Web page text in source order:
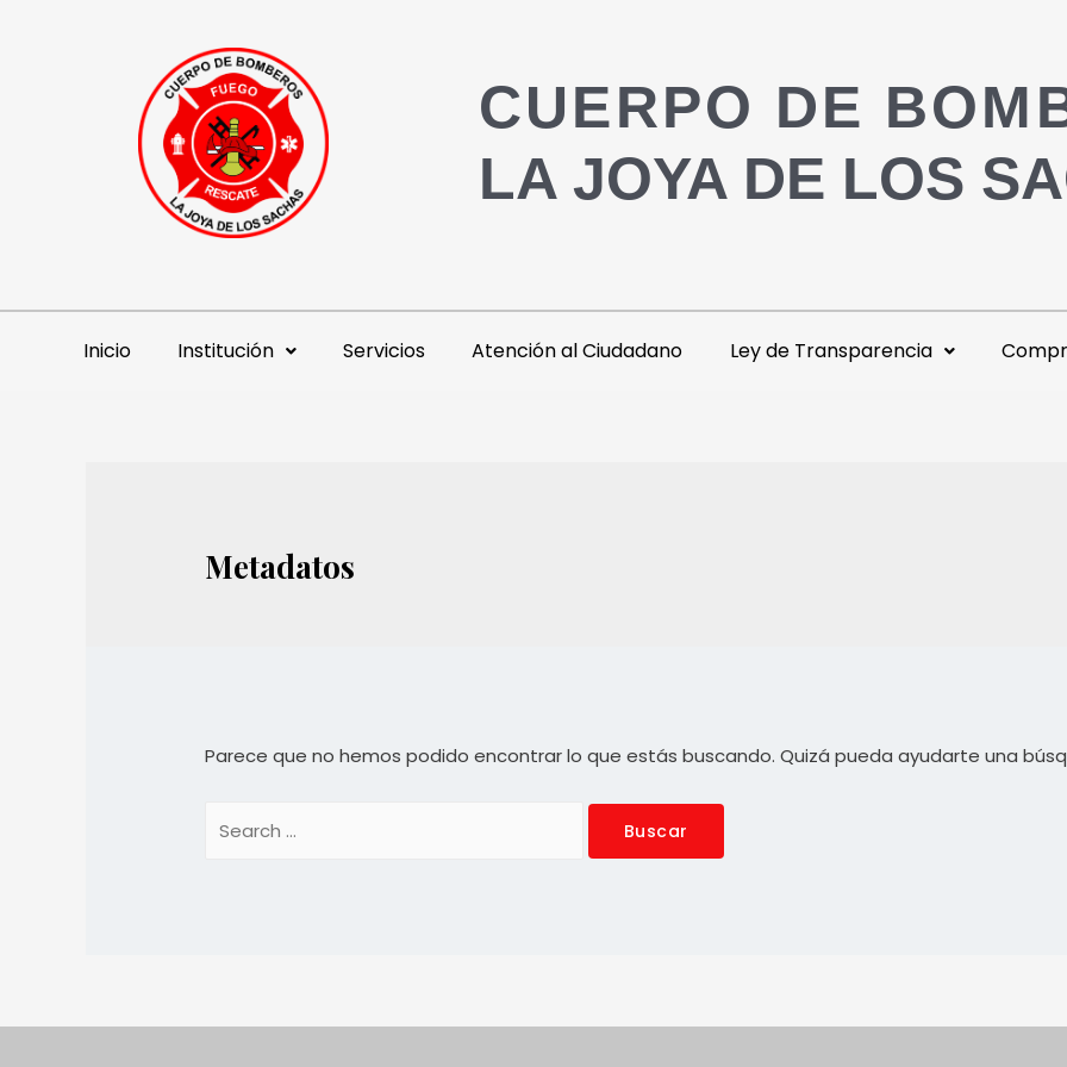
CUERPO DE
LA JOYA DE LOS
Inicio Institución Servicios Atención al Ciudadano Ley de Transparencia
Metadatos
Parece que no hemos podido encontrar lo que estás buscando. Quizá pueda ayudarte una